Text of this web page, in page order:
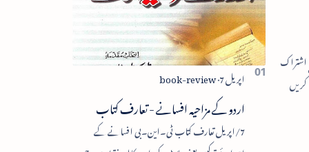
اردو کے مزاحیہ افسانے - تعارف کتاب
7/اپریل تعارف کتاب ٹی۔این۔بی افسانے کے